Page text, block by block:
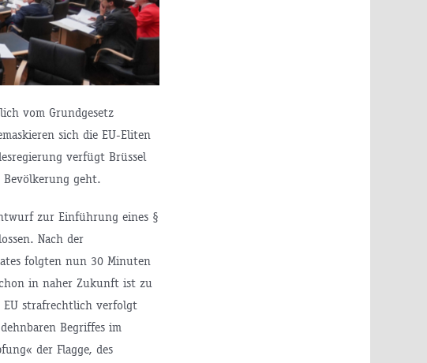
vom Grundgesetz
sich die EU-Eliten
verfügt Brüssel
Bevölkerung geht.
zur Einführung eines §
Nach der
folgten nun 30 Minuten
in naher Zukunft ist zu
strafrechtlich verfolgt
Begriffes im
der Flagge, des